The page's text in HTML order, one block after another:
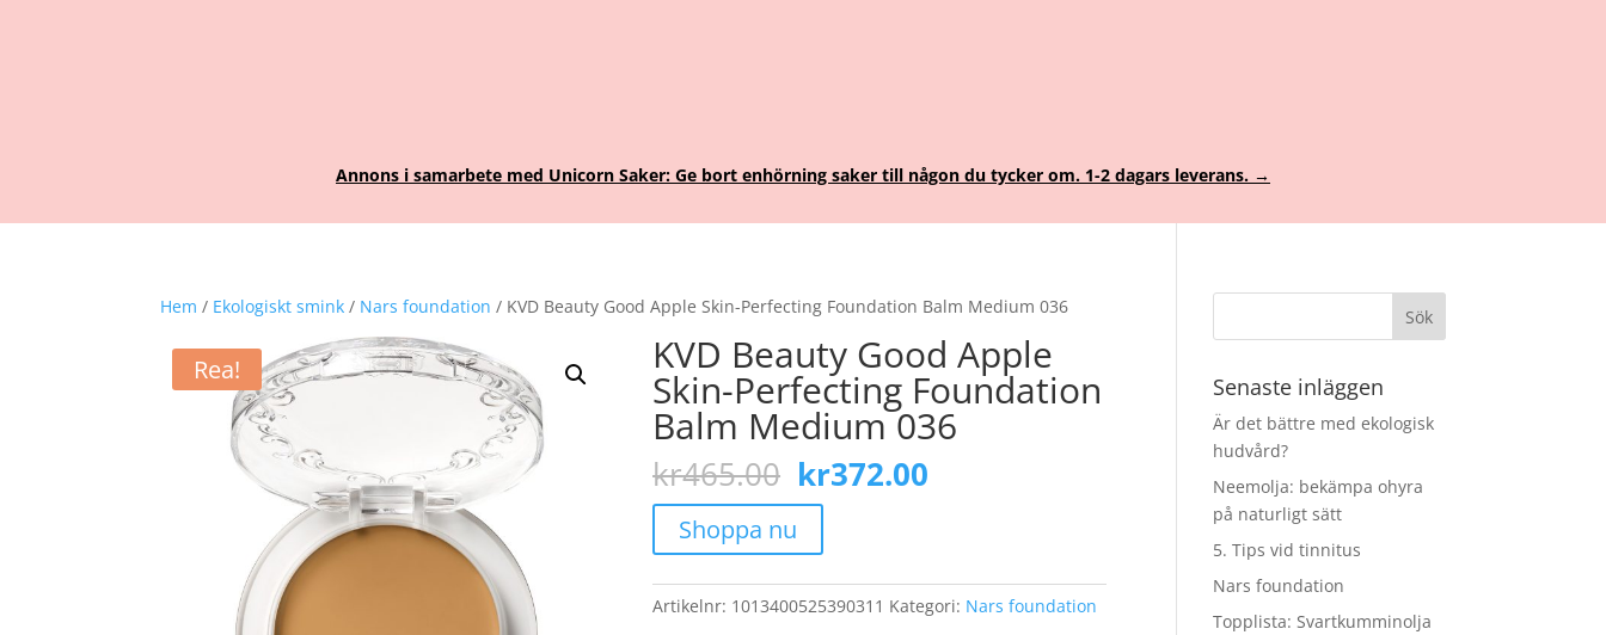
Annons i samarbete med Unicorn Saker: Ge bort enhörning saker till någon du tycker om. 1-2 dagars leverans. →
Hem / Ekologiskt smink / Nars foundation / KVD Beauty Good Apple Skin-Perfecting Foundation Balm Medium 036
Rea! KVD Beauty Good Apple
Skin-Perfecting Foundation
Balm Medium 036
kr465.00 Det
ursprungliga
var:
kr465.00.
kr372.00
kr372.00.
Shoppa nu
Artikelnr: 1013400525390311 Kategori: Nars foundation
Senaste inläggen
Är det bättre med ekologisk
hudvård?
Neemolja: bekämpa ohyra
på naturligt sätt
5. Tips vid tinnitus
Nars foundation
Topplista: Svartkumminolja